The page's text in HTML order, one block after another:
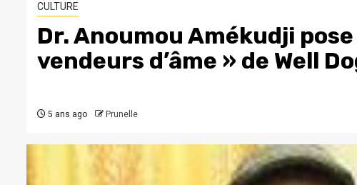
CULTURE
Dr. Anoumou Amékudji
vendeurs d’âme » de Well
5 ans ago Prunelle